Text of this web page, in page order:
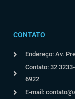
CONTATO
Endereço: Av.
Contato: 32
6922
E-mail: